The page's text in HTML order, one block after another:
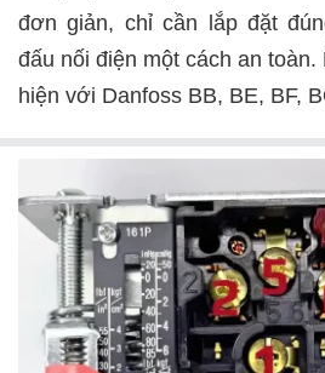
đơn giản, chỉ cần lắp đặt
đấu nối điện một cách an
hiện với Danfoss BB, BE, BF,